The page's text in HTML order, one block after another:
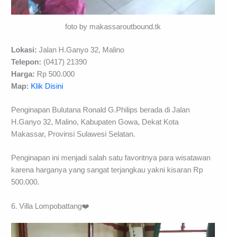
foto by makassaroutbound.tk
Lokasi: Jalan H.Ganyo 32, Malino
Telepon: (0417) 21390
Harga: Rp 500.000
Map: Klik Disini
Penginapan Bulutana Ronald G.Philips berada di Jalan
H.Ganyo 32, Malino, Kabupaten Gowa, Dekat Kota
Makassar, Provinsi Sulawesi Selatan.
Penginapan ini menjadi salah satu favoritnya para wisatawan
karena harganya yang sangat terjangkau yakni kisaran Rp
500.000.
6. Villa Lompobattang❤️